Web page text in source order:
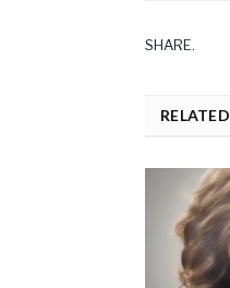
SHARE.
RELATED